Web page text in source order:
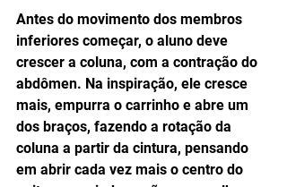
Antes do movimento dos membros
inferiores começar, o aluno deve
crescer a coluna, com a contração do
abdômen. Na inspiração, ele cresce
mais, empurra o carrinho e abre um
dos braços, fazendo a rotação da
coluna a partir da cintura, pensando
em abrir cada vez mais o centro do